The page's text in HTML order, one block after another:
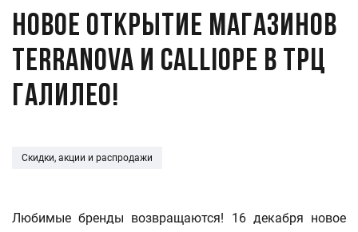
НОВОЕ ОТКРЫТИЕ магазинов
Terranova и Calliope в ТРЦ
Галилео!
Скидки, акции и распродажи
Любимые бренды возвращаются! 16 декабря новое